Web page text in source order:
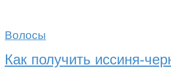
Волосы
Как получить иссиня-